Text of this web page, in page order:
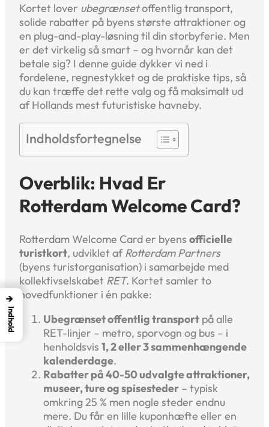
Kortet lover ubegrænsetoffentlig transport,
solide rabatter på byens største attraktioner og
en plug-and-play-løsning til din storbyferie. Men
er det virkelig så smart – og hvornår kan det
betale sig? I denne guide dykker vi ned i
fordelene, regnestykket og de praktiske tips, så
du kan træffe det rette valg og få maksimalt ud
af Hollands mest futuristiske havneby.
Indholdsfortegnelse
Overblik: Hvad Er
Rotterdam Welcome Card?
Rotterdam Welcome Card er byens officielle
turistkort, udviklet af Rotterdam Partners
(byens turistorganisation) i samarbejde med
kollektivselskabet RET. Kortet samler to
hovedfunktioner i én pakke:
Ubegrænset offentlig transport på alle
RET-linjer – metro, sporvogn og bus – i
henholdsvis 1, 2 eller 3 sammenhængende
kalenderdage.
Rabatter på 40-50 udvalgte attraktioner,
museer, ture og spisesteder – typisk
omkring 25 % men nogle steder endnu
mere. Du får en lille kuponhæfte eller en
→
Indhold